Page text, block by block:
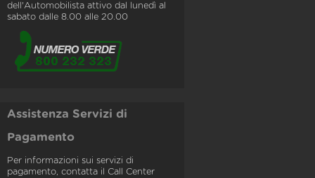
dell'Automobilista attivo dal lunedì al
sabato dalle 8.00 alle 20.00
Assistenza Servizi di
Pagamento
Per informazioni sui servizi di
pagamento, contatta il Call Center